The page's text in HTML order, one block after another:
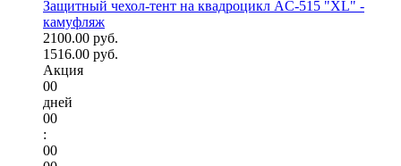
Защитный чехол-тент на квадроцикл AC-515 "XL" -
камуфляж
2100.00 руб.
1516.00 руб.
Акция
00
дней
00
:
00